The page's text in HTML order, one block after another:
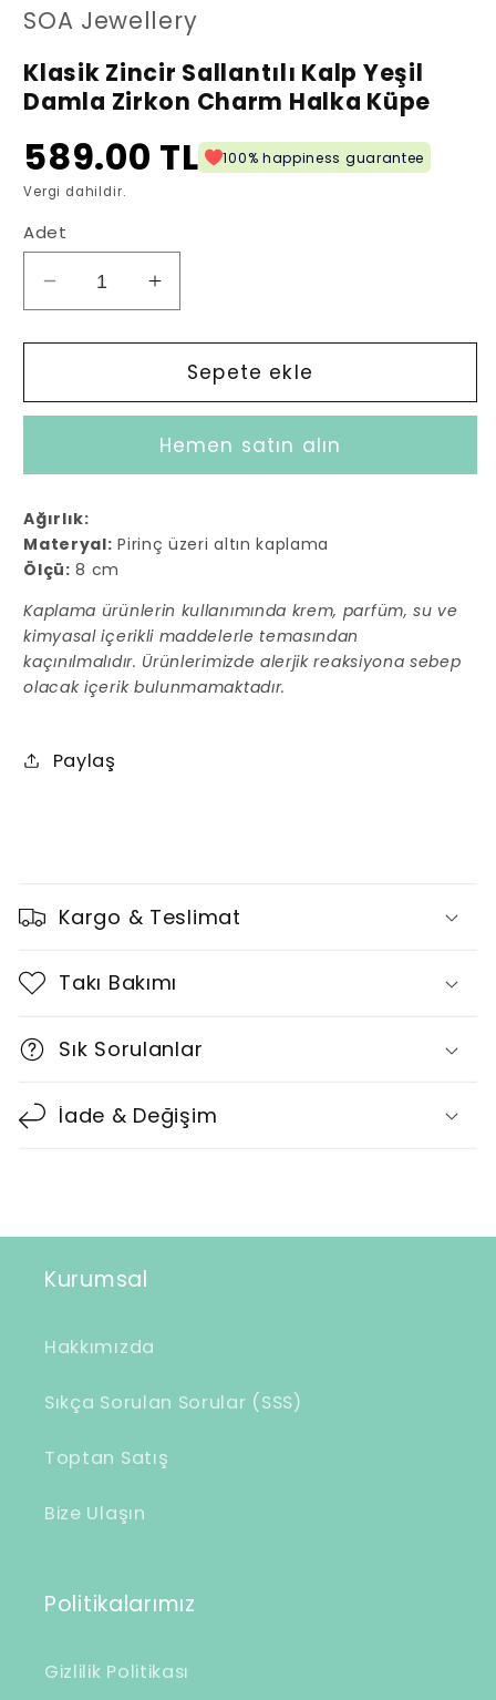
oynatın
SOA Jewellery
Klasik Zincir Sallantılı Kalp Yeşil
Damla Zirkon Charm Halka Küpe
589.00 TL 100% happiness guarantee
Vergi dahildir.
Adet
Klasik
Zincir
Sallantılı
Yeşil
Charm
Küpe
için
adedi
azaltın
Klasik
Zincir
Sallantılı
Kalp
Yeşil
Zirkon
Charm
Küpe
için
artırın
Sepete ekle
Hemen satın alın
Ağırlık:
Materyal: Pirinç üzeri altın kaplama
Ölçü: 8 cm
Kaplama ürünlerin kullanımında krem, parfüm, su ve
kimyasal içerikli maddelerle temasından
kaçınılmalıdır. Ürünlerimizde alerjik reaksiyona sebep
olacak içerik bulunmamaktadır.
Paylaş
a
r
a
l
t
ı
a
l
Kargo & Teslimat
Takı Bakımı
Sık Sorulanlar
İade & Değişim
Kurumsal
Hakkımızda
Sıkça Sorulan Sorular (SSS)
Toptan Satış
Bize Ulaşın
Politikalarımız
Gizlilik Politikası